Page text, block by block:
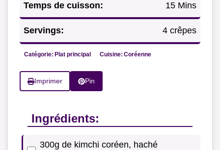
Temps de cuisson: 15 Mins
Servings: 4 crêpes
Catégorie: Plat principal Cuisine: Coréenne
Imprimer Pin
Ingrédients:
300g de kimchi coréen, haché